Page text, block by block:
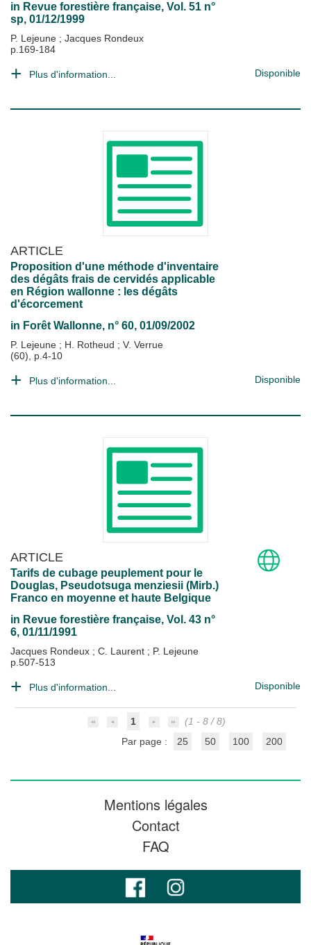
in Revue forestière française, Vol. 51 n°
sp, 01/12/1999
P. Lejeune ; Jacques Rondeux
p.169-184
Plus d'information... Disponible
ARTICLE
Proposition d'une méthode d'inventaire
des dégâts frais de cervidés applicable
en Région wallonne : les dégâts
d'écorcement
in Forêt Wallonne, n° 60, 01/09/2002
P. Lejeune ; H. Rotheud ; V. Verrue
(60), p.4-10
Plus d'information... Disponible
ARTICLE
Tarifs de cubage peuplement pour le
Douglas, Pseudotsuga menziesii (Mirb.)
Franco en moyenne et haute Belgique
in Revue forestière française, Vol. 43 n°
6, 01/11/1991
Jacques Rondeux ; C. Laurent ; P. Lejeune
p.507-513
Plus d'information... Disponible
1
(1 - 8 / 8)
Par page :
25 50 100 200
Mentions légales
Contact
FAQ